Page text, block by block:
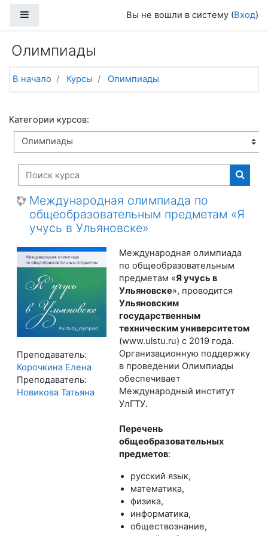
Вы не вошли в систему (Вход)
Олимпиады
В начало Курсы Олимпиады
Категории курсов:
Поиск курса
Поиск
Международная олимпиада по
общеобразовательным предметам «Я
учусь в Ульяновске»
Международная олимпиада
по общеобразовательным
предметам «Я учусь в
Ульяновске», проводится
Ульяновским
государственным
техническим университетом
(www.ulstu.ru) с 2019 года.
Организационную поддержку
в проведении Олимпиады
обеспечивает
Международный институт
УлГТУ.
Перечень
общеобразовательных
предметов:
русский язык,
математика,
физика,
информатика,
обществознание,
Преподаватель:
Корочкина Елена
Преподаватель:
Новикова Татьяна